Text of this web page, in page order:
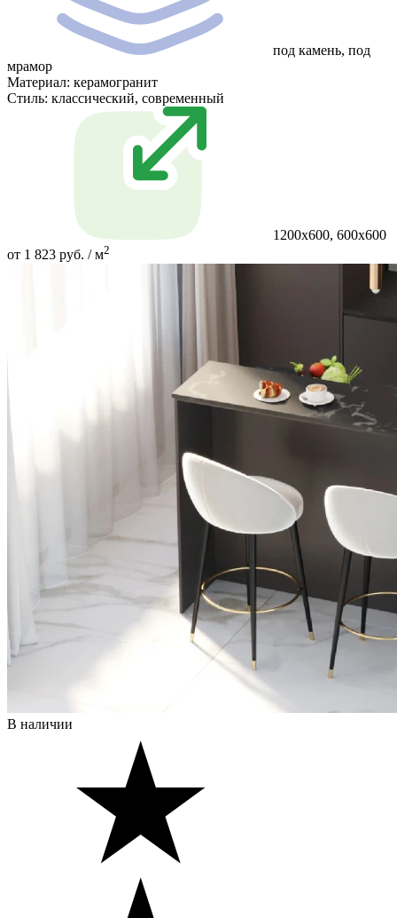
под камень, под
мрамор
Материал: керамогранит
Стиль: классический, современный
1200х600, 600х600
от 1 823 руб. / м2
В наличии